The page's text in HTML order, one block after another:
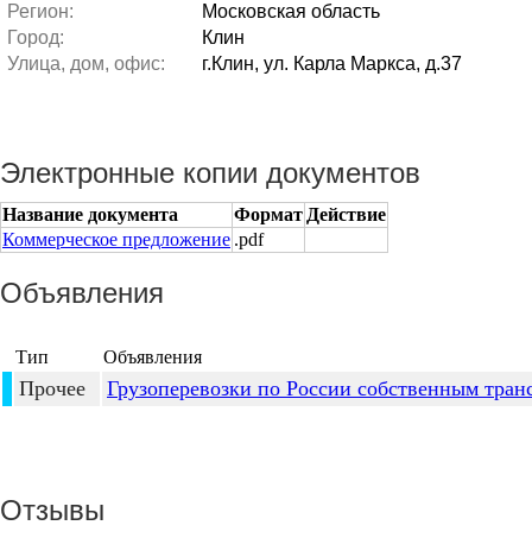
Регион:
Московская область
Город:
Клин
Улица, дом, офис:
г.Клин, ул. Карла Маркса, д.37
Электронные копии документов
Название документа Формат Действие
Коммерческое предложение .pdf
Объявления
Тип Объявления
Прочее Грузоперевозки по России собственным
Отзывы